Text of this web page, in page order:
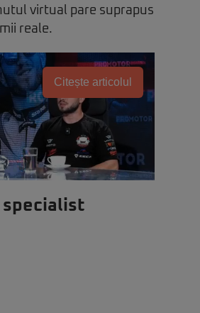
virtual pare suprapus
reale.
Citește articolul
specialist